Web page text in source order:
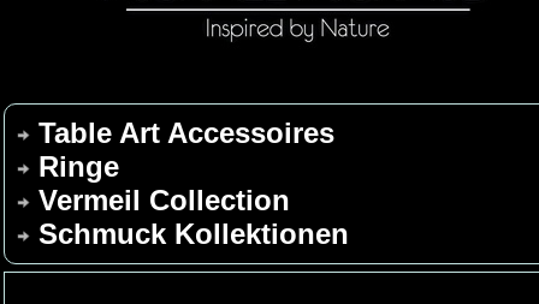
Table Art Accessoires
Ringe
Vermeil Collection
Schmuck Kollektionen